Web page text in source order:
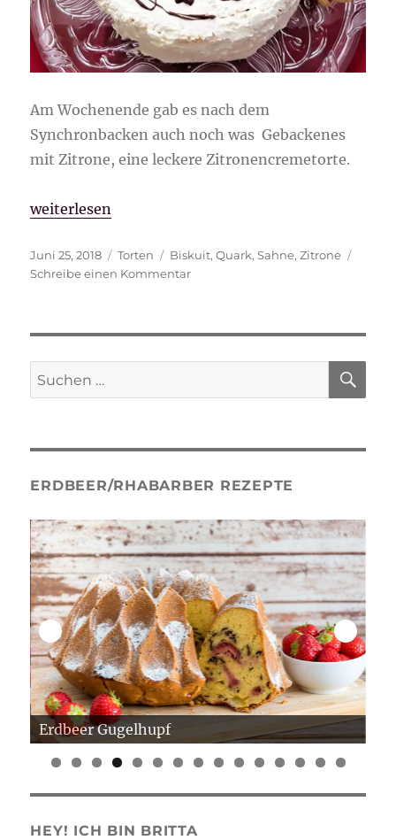
Am Wochenende gab es nach dem
Synchronbacken auch noch was Gebackenes
mit Zitrone, eine leckere Zitronencremetorte.
„Zitronencremetorte“
weiterlesen
Veröffentlicht
am
Juni 25, 2018 Kategorien
Torten Schlagwörter
Biskuit,Quark,Sahne,Zitrone
Schreibe einen Kommentarzu
Suche
nach:
ERDBEER/RHABARBER REZEPTE
Erdbeer Gugelhupf
0 1 2 3 4 5
HEY! ICH BIN BRITTA